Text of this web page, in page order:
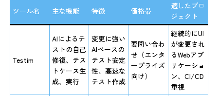
ツール名 主な機能 特徴 価格帯
適したプロ
ジェクト
Testim
AIによるテ
ストの自己
修復、テス
トケース生
成、実行
変更に強い
AIベースの
テスト安定
性、高速な
テスト作成
要問い合わ
せ（エンタ
ープライズ
向け）
継続的にUI
が変更され
るWebアプ
リケーショ
ン、CI/CD
重視